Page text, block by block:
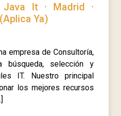
Java It · Madrid ·
Ya)
empresa de Consultoría,
búsqueda, selección y
IT. Nuestro principal
los mejores recursos